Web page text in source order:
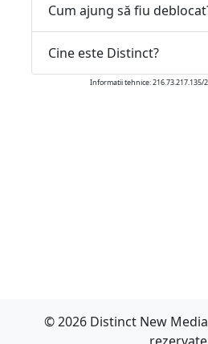
Cum ajung să fiu
Cine este Distinct?
Informatii tehnice: 216.73.217.135/
© 2026 Distinct New